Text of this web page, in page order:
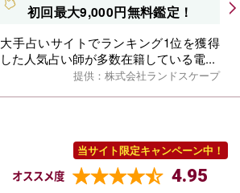
初回最大9,000円無料鑑定！
大手占いサイトでランキング1位を獲得
した人気占い師が多数在籍している電...
提供：株式会社ランドスケープ
当サイト限定キャンペーン中！
オススメ度 4.95